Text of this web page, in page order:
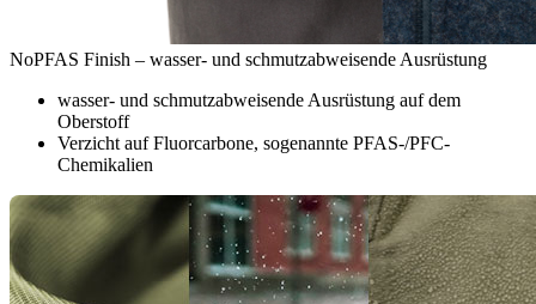
NoPFAS Finish – wasser- und schmutzabweisende Ausrüstung
wasser- und schmutzabweisende Ausrüstung auf dem
Oberstoff
Verzicht auf Fluorcarbone, sogenannte PFAS-/PFC-
Chemikalien